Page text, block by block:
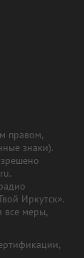
правом,
знаки).
Иркутск».
все меры,